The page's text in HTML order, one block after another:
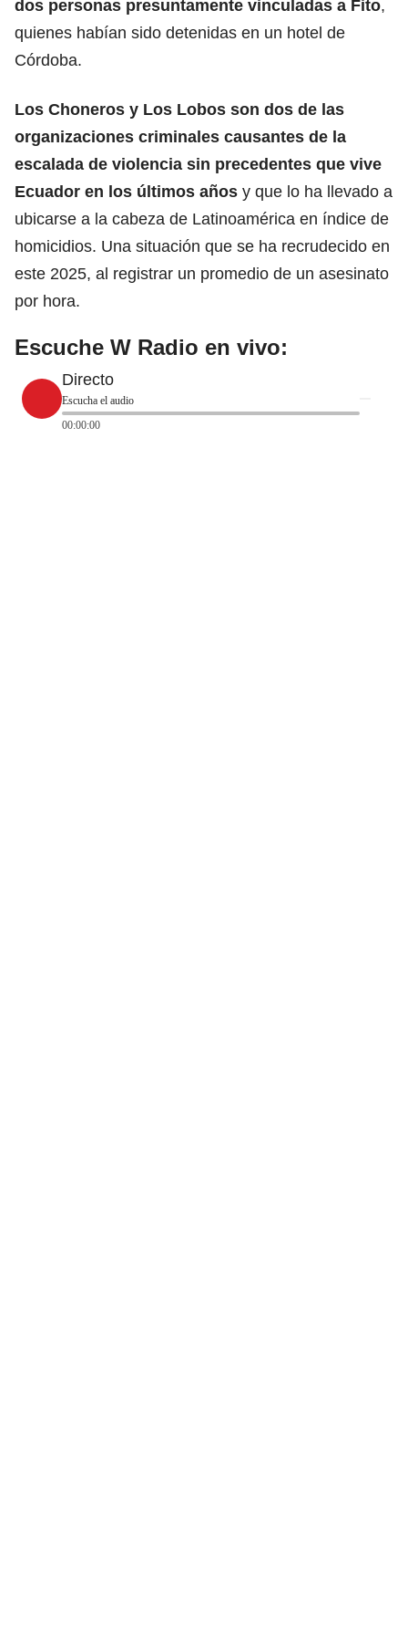
dos personas presuntamente vinculadas a Fito,
quienes habían sido detenidas en un hotel de
Córdoba.
Los Choneros y Los Lobos son dos de las
organizaciones criminales causantes de la
escalada de violencia sin precedentes que vive
Ecuador en los últimos años y que lo ha llevado a
ubicarse a la cabeza de Latinoamérica en índice de
homicidios. Una situación que se ha recrudecido en
este 2025, al registrar un promedio de un asesinato
por hora.
Escuche W Radio en vivo:
Directo
Escucha el audio
00:00:00